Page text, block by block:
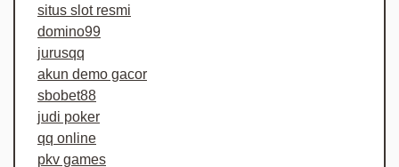
situs slot resmi
domino99
jurusqq
akun demo gacor
sbobet88
judi poker
qq online
pkv games